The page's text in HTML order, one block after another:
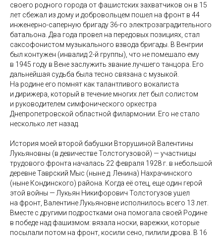
своего родного города от фашистских захватчиков он в 15
лет сбежал из дому и добровольцем пошел на фронт в 44
инженерно-саперную бригаду 36-го электрозаградительного
батальона. Два года провел на передовых позициях, стал
саксофонистом музыкального взвода бригады. В Венгрии
был контужен (инвалид 2-й группы), что не помешало ему
в 1945 году в Вене заслужить звание лучшего танцора. Его
дальнейшая судьба была тесно связана с музыкой.
На родине его помнят как талантливого вокалиста
и дирижера, который в течение многих лет был солистом
и руководителем симфонического оркестра
Днепропетровской областной филармонии. Его не стало
несколько лет назад.
История моей второй бабушки Вторушиной Валентины
Лукьяновны (в девичестве Толстогузовой) — участницы
трудового фронта началась 22 февраля 1928 г. в небольшой
деревне Таврский Мыс (ныне д. Ленина) Нахрачинского
(ныне Кондинского) района. Когда её отец, еще один герой
этой войны — Лукьян Никифорович Толстогузов ушел
на фронт, Валентине Лукьяновне исполнилось всего 13 лет.
Вместе с другими подростками она помогала своей Родине
в победе над фашизмом: вязала носки, варежки, которые
посылали потом на фронт, косили сено, пилили дрова. В 16